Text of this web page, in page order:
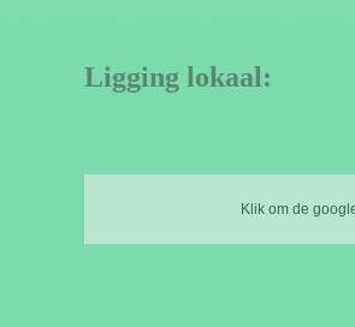
Ligging lokaal:
Klik om de